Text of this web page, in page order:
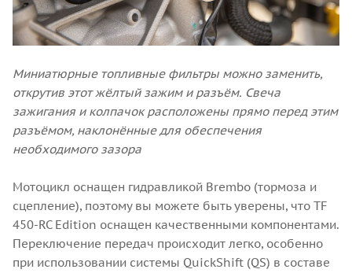
Миниатюрные топливные фильтры можно заменить,
открутив этот жёлтый зажим и разъём. Свеча
зажигания и колпачок расположены прямо перед этим
разъёмом, наклонённые для обеспечения
необходимого зазора
Мотоцикл оснащен гидравликой Brembo (тормоза и
сцепление), поэтому вы можете быть уверены, что TF
450-RC Edition оснащен качественными компонентами.
Переключение передач происходит легко, особенно
при использовании системы QuickShift (QS) в составе